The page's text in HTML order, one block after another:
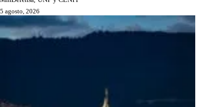
5 agosto, 2026